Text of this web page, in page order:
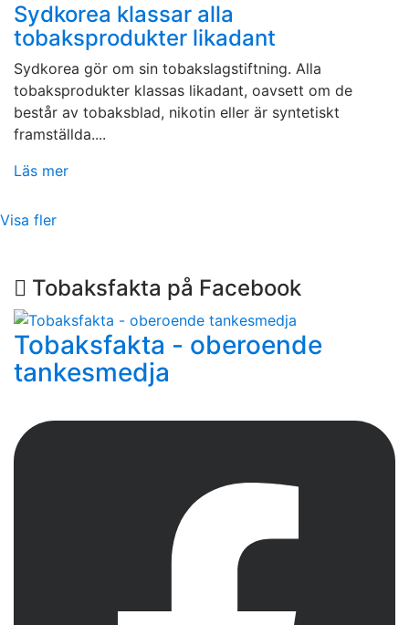
Sydkorea klassar alla
tobaksprodukter likadant
Sydkorea gör om sin tobakslagstiftning. Alla
tobaksprodukter klassas likadant, oavsett om de
består av tobaksblad, nikotin eller är syntetiskt
framställda....
Läs mer
Visa fler
Tobaksfakta på Facebook
Tobaksfakta - oberoende
tankesmedja